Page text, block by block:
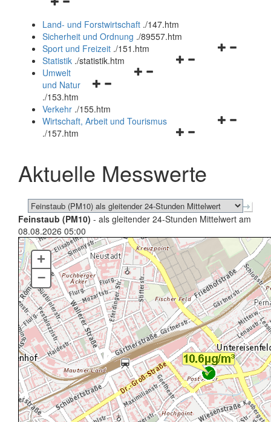
und
schließen
Land- und Forstwirtschaft ./147.htm
Sicherheit und Ordnung ./89557.htm
Navigationsmenü
Sport und Freizeit ./151.htm
Navigationsmenü
Statistik ./statistik.htm
Navigationsmenü
und
schließen
Umwelt
und Natur
./153.htm
Verkehr ./155.htm
Navigationsmenü
schließen
Wirtschaft, Arbeit und Tourismus
./157.htm
Aktuelle Messwerte
Feinstaub (PM10) - als gleitender 24-Stunden Mittelwert am
08.08.2026 05:00
+
–